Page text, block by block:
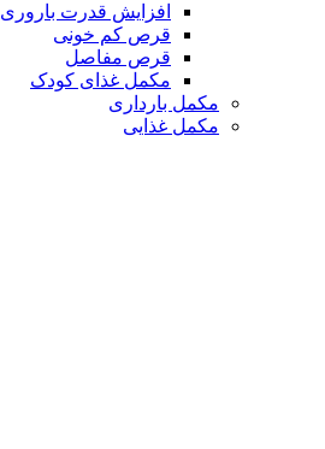
افزایش قدرت باروری
قرص کم خونی
قرص مفاصل
مکمل غذای کودک
مکمل بارداری
مکمل غذایی